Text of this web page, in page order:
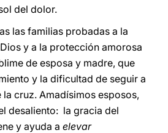
del dolor.
las familias probadas a la
y a la protección amorosa
de esposa y madre, que
y la dificultad de seguir a
la cruz. Amadísimos esposos,
desaliento: la gracia del
y ayuda a elevar